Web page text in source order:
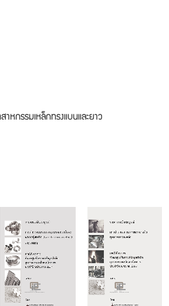
หกรรมเหล็กทรงแบนและยาว